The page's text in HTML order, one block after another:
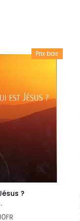
Langues étrangères
Prix bas
?